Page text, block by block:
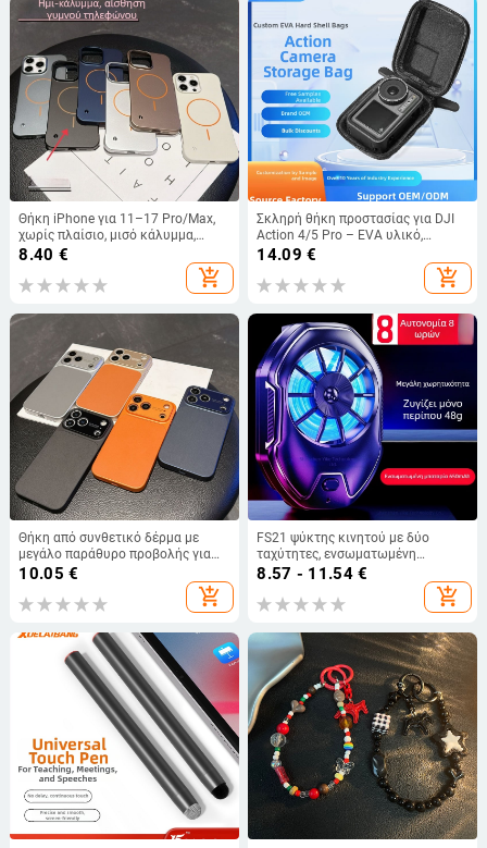
Θήκη iPhone για 11–17 Pro/Max,
χωρίς πλαίσιο, μισό κάλυμμα,
μαγνητική πρόσφυση, επίστρωση
βαφής με ψεκασμό, υλικό PC,
προστασία από πτώσεις,
8.40 €
add_shopping_cart
Σκληρή θήκη προστασίας για DJI
Action 4/5 Pro – EVA υλικό,
πολλαπλών χρήσεων, μοντέλο 586,
14.09 €
add_shopping_cart
Θήκη από συνθετικό δέρμα με
μεγάλο παράθυρο προβολής για
iPhone 15-17 σειρά, ανθεκτική στις
θερμότητας, αντιδακτυλικά
10.05 €
add_shopping_cart
FS21 ψύκτης κινητού με δύο
ταχύτητες, ενσωματωμένη
μπαταρία, αερόψυξη, κλιπ πίσω
8.57 - 11.54€
add_shopping_cart